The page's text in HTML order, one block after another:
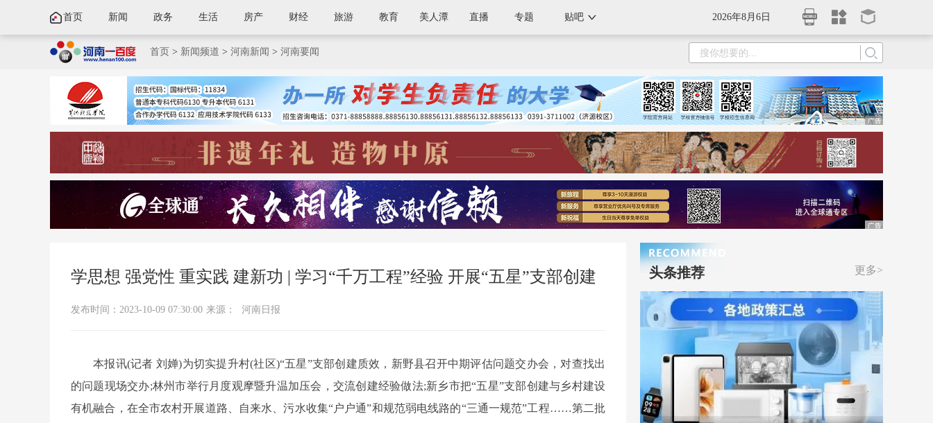
2026年8月6日
首页 新闻 政务 生活 房产 财经 旅游 教育 美人潭 直播 专题 贴吧
首页 > 新闻频道 > 河南新闻 > 河南要闻
学思想 强党性 重实践 建新功 | 学习“千万工程”经验 开展“五星”支部创建
发布时间：2023-10-09 07:30:00 来源： 河南日报
本报讯(记者 刘婵)为切实提升村(社区)“五星”支部创建质效，新野县召开中期评估问题交办会，对查找出
的问题现场交办;林州市举行月度观摩暨升温加压会，交流创建经验做法;新乡市把“五星”支部创建与乡村建设
有机融合，在全市农村开展道路、自来水、污水收集“户户通”和规范弱电线路的“三通一规范”工程……第二批
更多>
头条推荐